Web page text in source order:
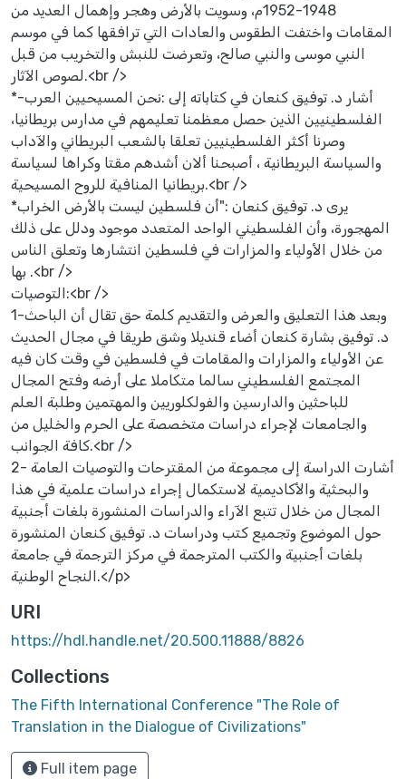
1948-1952م، وسويت بالأرض وهجر وإهمال العديد من
المقامات واختفت الطقوس والعادات التي ترافقها كما في موسم
النبي موسى والنبي صالح، وتعرضت للنبش والتخريب من قبل
لصوص الآثار.<br />
*-أشار د. توفيق كنعان في كتاباته إلى :نحن المسيحيين العرب
الفلسطينيين الذين حصل معظمنا تعليمهم في مدارس بريطانيا،
وصرنا أكثر الفلسطينيين تعلقا بالشعب البريطاني والآداب
والسياسة البريطانية ، أصبحنا ألان أشدهم مقتا وكراها لسياسة
بريطانيا المنافية للروح المسيحية.<br />
*يرى د. توفيق كنعان :"أن فلسطين ليست بالأرض الخراب
المهجورة، وأن الفلسطيني الواحد المتعدد موجود ودلل على ذلك
من خلال الأولياء والمزارات في فلسطين انتشارها وتعلق الناس
بها .<br />
التوصيات:<br />
1-وبعد هذا التعليق والعرض والتقديم كلمة حق تقال أن الباحث
د. توفيق بشارة كنعان أضاء قنديلا وشق طريقا في مجال الحديث
عن الأولياء والمزارات والمقامات في فلسطين في وقت كان فيه
المجتمع الفلسطيني سالما متكاملا على أرضه وفتح المجال
للباحثين والدارسين والفولكلوريين والمهتمين وطلبة العلم
والجامعات لإجراء دراسات متخصصة على الحرم والخليل من
كافة الجوانب.<br />
2- أشارت الدراسة إلى مجموعة من المقترحات والتوصيات العامة
والبحثية والأكاديمية لاستكمال إجراء دراسات علمية في هذا
المجال من خلال تتبع الآراء والدراسات المنشورة بلغات أجنبية
حول الموضوع وتجميع كتب ودراسات د. توفيق كنعان المنشورة
بلغات أجنبية والكتب المترجمة في مركز الترجمة في جامعة
النجاح الوطنية.</p>
URI
https://hdl.handle.net/20.500.11888/8826
Collections
The Fifth International Conference "The Role of
Translation in the Dialogue of Civilizations"
Full item page